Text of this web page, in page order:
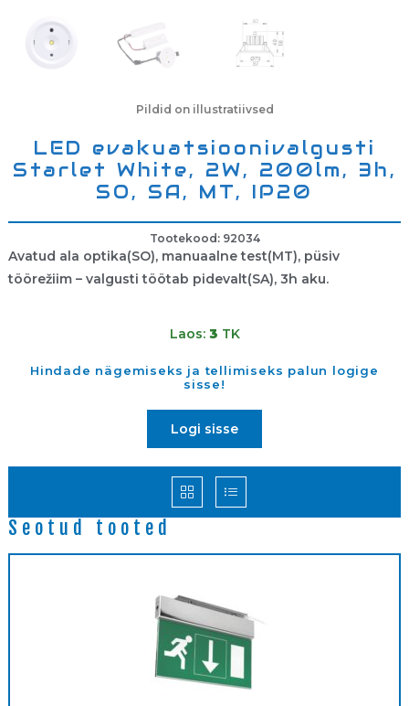
LED evakuatsioonivalgusti
Starlet White, 2W, 200lm, 3h,
SO, SA, MT, IP20
Tootekood: 92034
Avatud ala optika(SO), manuaalne test(MT), püsiv
töörežiim – valgusti töötab pidevalt(SA), 3h aku.
Laos: 3 TK
Hindade nägemiseks ja tellimiseks palun logige
sisse!
Logi sisse
Pildid on illustratiivsed
Seotud tooted